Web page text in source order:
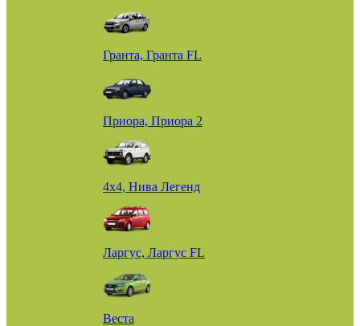
Гранта, Гранта FL
Приора, Приора 2
4х4, Нива Легенд
Ларгус, Ларгус FL
Веста